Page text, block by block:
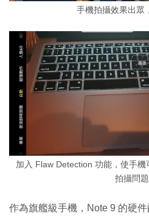
手機拍攝效果出眾
加入 Flaw Detection 功能，使手
拍攝問題
作為旗艦級手機，Note 9 的硬